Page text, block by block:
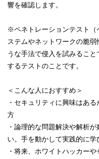
響を確認します。
※ペネトレーションテスト（
ステムやネットワークの脆
うな手法で侵入を試みるこ
するテストのことです。
＜こんな人におすすめ＞
・セキュリティに興味はあ
方
・論理的な問題解決や解析
い。手を動かして実践的に学
・将来、ホワイトハッカー